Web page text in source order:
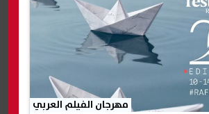
مهرجان الفيلم العربي